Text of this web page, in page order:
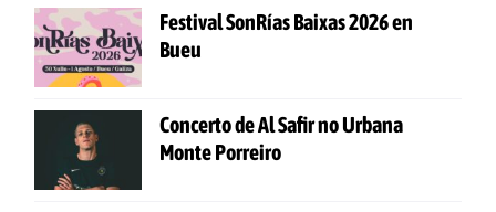
Festival SonRías Baixas 2026 en
Bueu
Concerto de Al Safir no Urbana
Monte Porreiro